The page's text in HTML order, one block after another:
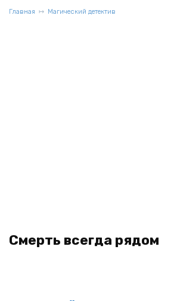
Главная Магический детектив
Смерть всегда рядом